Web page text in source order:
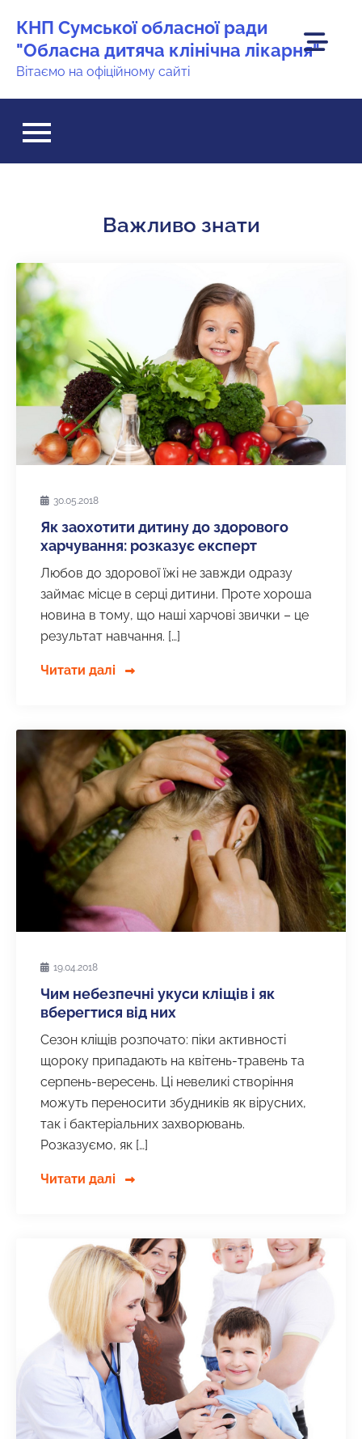
вмісту
КНП Сумської обласної ради
"Обласна дитяча клінічна лікарня"
Вітаємо на офіційному сайті
Важливо знати
30.05.2018
Як заохотити дитину до здорового
харчування: розказує експерт
Любов до здорової їжі не завжди одразу
займає місце в серці дитини. Проте хороша
новина в тому, що наші харчові звички – це
результат навчання. […]
Читати далі
19.04.2018
Чим небезпечні укуси кліщів і як
вберегтися від них
Сезон кліщів розпочато: піки активності
щороку припадають на квітень-травень та
серпень-вересень. Ці невеликі створіння
можуть переносити збудників як вірусних,
так і бактеріальних захворювань.
Розказуємо, як […]
Читати далі